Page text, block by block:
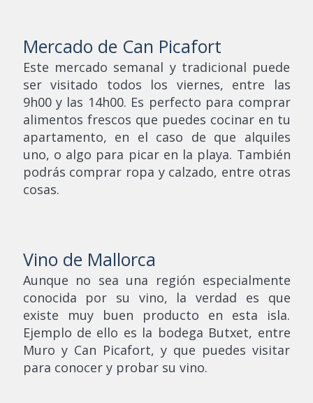
Mercado de Can Picafort
Este mercado semanal y tradicional puede
ser visitado todos los viernes, entre las
9h00 y las 14h00. Es perfecto para comprar
alimentos frescos que puedes cocinar en tu
apartamento, en el caso de que alquiles
uno, o algo para picar en la playa. También
podrás comprar ropa y calzado, entre otras
cosas.
Vino de Mallorca
Aunque no sea una región especialmente
conocida por su vino, la verdad es que
existe muy buen producto en esta isla.
Ejemplo de ello es la bodega Butxet, entre
Muro y Can Picafort, y que puedes visitar
para conocer y probar su vino.